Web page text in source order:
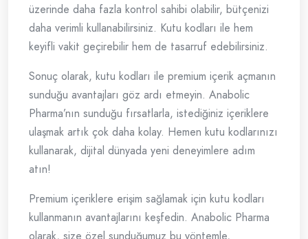
üzerinde daha fazla kontrol sahibi olabilir, bütçenizi
daha verimli kullanabilirsiniz. Kutu kodları ile hem
keyifli vakit geçirebilir hem de tasarruf edebilirsiniz.
Sonuç olarak, kutu kodları ile premium içerik açmanın
sunduğu avantajları göz ardı etmeyin. Anabolic
Pharma’nın sunduğu fırsatlarla, istediğiniz içeriklere
ulaşmak artık çok daha kolay. Hemen kutu kodlarınızı
kullanarak, dijital dünyada yeni deneyimlere adım
atın!
Premium içeriklere erişim sağlamak için kutu kodları
kullanmanın avantajlarını keşfedin. Anabolic Pharma